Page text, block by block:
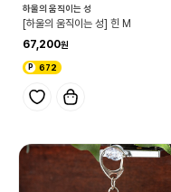
하울의 움직이는 성
[하울의 움직이는 성] 힌 M
67,200
672